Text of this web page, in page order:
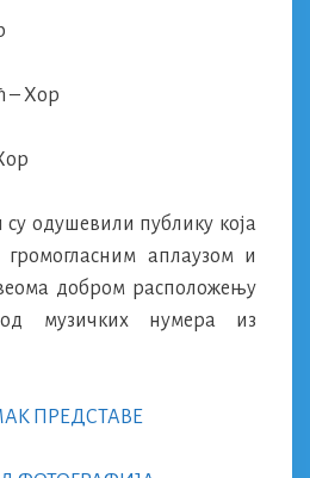
– Хор
су одушевили публику која
аплаузом и
добром расположењу
музичких нумера из
ПРЕДСТАВЕ